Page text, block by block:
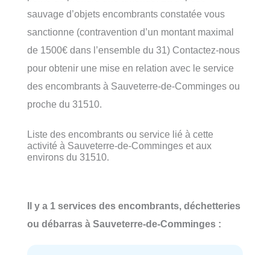
sauvage d’objets encombrants constatée vous
sanctionne (contravention d’un montant maximal
de 1500€ dans l’ensemble du 31) Contactez-nous
pour obtenir une mise en relation avec le service
des encombrants à Sauveterre-de-Comminges ou
proche du 31510.
Liste des encombrants ou service lié à cette
activité à Sauveterre-de-Comminges et aux
environs du 31510.
Il y a 1 services des encombrants, déchetteries
ou débarras à Sauveterre-de-Comminges :